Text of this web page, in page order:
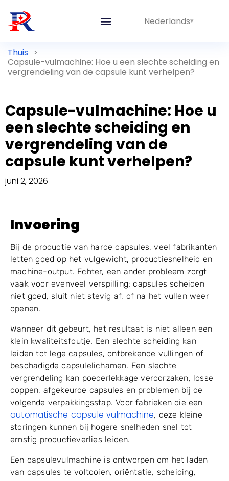
Nederlands
Thuis >
Capsule-vulmachine: Hoe u een slechte scheiding en
vergrendeling van de capsule kunt verhelpen?
Capsule-vulmachine: Hoe u
een slechte scheiding en
vergrendeling van de
capsule kunt verhelpen?
juni 2, 2026
Inhoudsopgave
Invoering
Bij de productie van harde capsules, veel fabrikanten
machine-output. Echter, een ander probleem zorgt
vaak voor evenveel verspilling: capsules scheiden
niet goed, sluit niet stevig af, of na het vullen weer
openen.
Wanneer dit gebeurt, het resultaat is niet alleen een
klein kwaliteitsfoutje. Een slechte scheiding kan
leiden tot lege capsules, ontbrekende vullingen of
beschadigde capsulelichamen. Een slechte
vergrendeling kan poederlekkage veroorzaken, losse
volgende verpakkingsstap. Voor fabrieken die een
automatische capsule vulmachine , deze kleine